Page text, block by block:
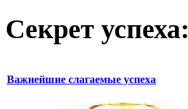
Секрет успеха:
Важнейшие слагаемые успеха